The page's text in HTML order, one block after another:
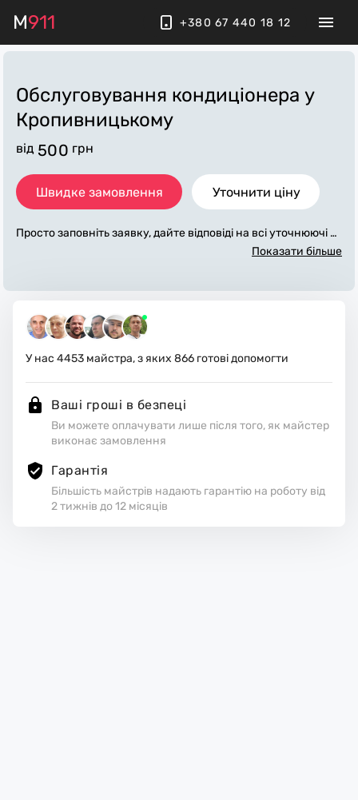
M911 +380 67 440 18 12
Обслуговування кондиціонера у
Кропивницькому
від 500 грн
Швидке замовлення Уточнити ціну
Просто заповніть заявку, дайте відповіді на всі уточнюючі за
питання по «обслуговування кондиціонера». Ми зв'яжемо
отрібні матеріали. Виконавці стежать за чистотою та приби
рають робоче місце.
Показати більше
У нас 4453 майстра, з яких 866 готові допомогти
Ваші гроші в безпеці
Ви можете оплачувати лише після того, як майстер
виконає замовлення
Гарантія
Більшість майстрів надають гарантію на роботу від
2 тижнів до 12 місяців